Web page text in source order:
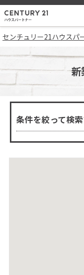
センチュリー21ハウスパ
新
条件を絞って検